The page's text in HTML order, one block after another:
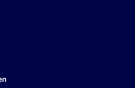
und
Cookies gesetzt.